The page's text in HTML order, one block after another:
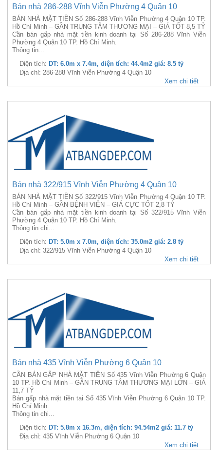
Bán nhà 286-288 Vĩnh Viễn Phường 4 Quận 10
BÁN NHÀ MẶT TIỀN Số 286-288 Vĩnh Viễn Phường 4 Quận 10 TP.
Hồ Chí Minh – GẦN TRUNG TÂM THƯƠNG MẠI – GIÁ TỐT 8,5 TỶ
Cần bán gấp nhà mặt tiền kinh doanh tại Số 286-288 Vĩnh Viễn
Phường 4 Quận 10 TP. Hồ Chí Minh.
Thông tin...
Diện tích: DT: 6.0m x 7.4m, diện tích: 44.4m2 giá: 8.5 tỷ
Địa chỉ: 286-288 Vĩnh Viễn Phường 4 Quận 10
Xem chi tiết
Bán nhà 322/915 Vĩnh Viễn Phường 4 Quận 10
BÁN NHÀ MẶT TIỀN Số 322/915 Vĩnh Viễn Phường 4 Quận 10 TP.
Hồ Chí Minh – GẦN BỆNH VIỆN – GIÁ CỰC TỐT 2,8 TỶ
Cần bán gấp nhà mặt tiền kinh doanh tại Số 322/915 Vĩnh Viễn
Phường 4 Quận 10 TP. Hồ Chí Minh.
Thông tin chi...
Diện tích: DT: 5.0m x 7.0m, diện tích: 35.0m2 giá: 2.8 tỷ
Địa chỉ: 322/915 Vĩnh Viễn Phường 4 Quận 10
Xem chi tiết
Bán nhà 435 Vĩnh Viễn Phường 6 Quận 10
CẦN BÁN GẤP NHÀ MẶT TIỀN Số 435 Vĩnh Viễn Phường 6 Quận
10 TP. Hồ Chí Minh – GẦN TRUNG TÂM THƯƠNG MẠI LỚN – GIÁ
11,7 TỶ
Bán gấp nhà mặt tiền tại Số 435 Vĩnh Viễn Phường 6 Quận 10 TP.
Hồ Chí Minh.
Thông tin chi...
Diện tích: DT: 5.8m x 16.3m, diện tích: 94.54m2 giá: 11.7 tỷ
Địa chỉ: 435 Vĩnh Viễn Phường 6 Quận 10
Xem chi tiết